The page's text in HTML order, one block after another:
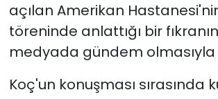
açılan Amerikan
töreninde anlattığı bir
medyada gündem olmasıyla
Koç'un konuşması sırasında